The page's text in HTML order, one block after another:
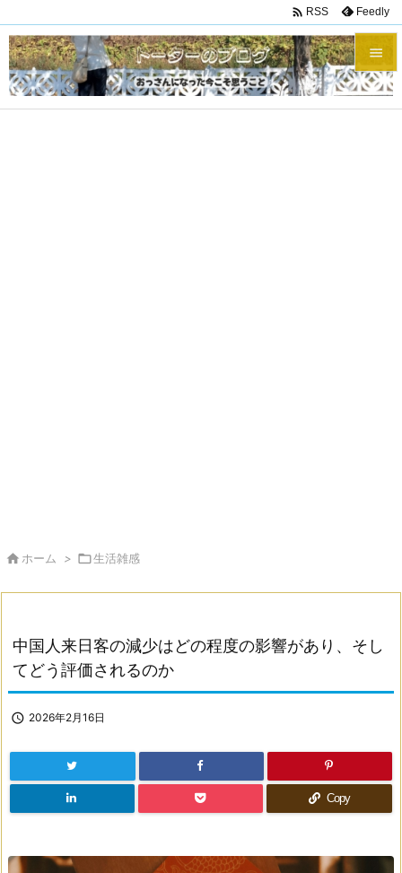


メニュ
 RSS Feedly
 ホーム > 生活雑感
中国人来日客の減少はどの程度の影響があり、そし
てどう評価されるのか
 2026年2月16日
Copy